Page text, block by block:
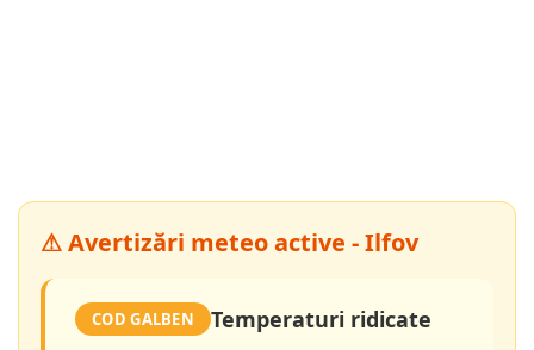
⚠ Avertizări meteo active - Ilfov
COD GALBEN Temperaturi ridicate